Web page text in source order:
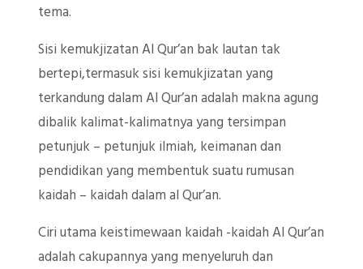
tema.
Sisi kemukjizatan Al Qur’an bak lautan tak
bertepi,termasuk sisi kemukjizatan yang
terkandung dalam Al Qur’an adalah makna agung
dibalik kalimat-kalimatnya yang tersimpan
petunjuk – petunjuk ilmiah, keimanan dan
pendidikan yang membentuk suatu rumusan
kaidah – kaidah dalam al Qur’an.
Ciri utama keistimewaan kaidah -kaidah Al Qur’an
adalah cakupannya yang menyeluruh dan